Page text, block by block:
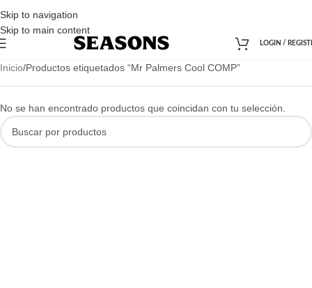
Skip to navigation
Skip to main content
LOGIN /
Inicio Productos etiquetados “Mr Palmers Cool COMP”
No se han encontrado productos que coincidan con tu selección.